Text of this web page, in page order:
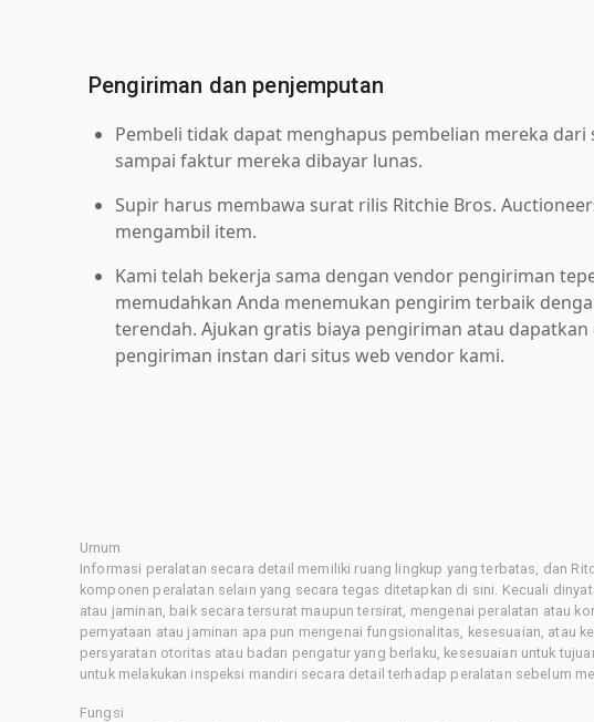
Pengiriman dan penjemputan
Pembeli tidak dapat menghapus pembelian mereka dari
sampai faktur mereka dibayar lunas.
Supir harus membawa surat rilis Ritchie Bros.
mengambil item.
Kami telah bekerja sama dengan vendor pengiriman
memudahkan Anda menemukan pengirim terbaik
terendah. Ajukan gratis biaya pengiriman atau dapatkan
pengiriman instan dari situs web vendor kami.
Umum
Informasi peralatan secara detail memiliki ruang lingkup yang terbatas, dan
komponen peralatan selain yang secara tegas ditetapkan di sini. Kecuali
atau jaminan, baik secara tersurat maupun tersirat, mengenai peralatan atau
pernyataan atau jaminan apa pun mengenai fungsionalitas, kesesuaian, atau
persyaratan otoritas atau badan pengatur yang berlaku, kesesuaian untuk
untuk melakukan inspeksi mandiri secara detail terhadap peralatan sebelum
Fungsi